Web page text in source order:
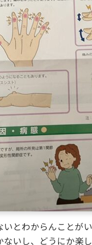
いとわからんことが
ないし、どうにか楽